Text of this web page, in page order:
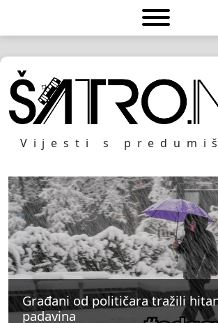
Vijesti s
Građani od političara tražili
padavina
Građani od političara tražili
padavina
Građani od političara tražili
padavina